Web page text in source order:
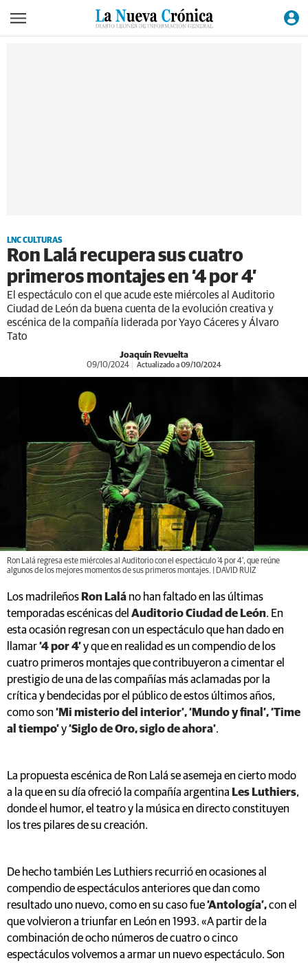
LNC CULTURAS
Ron Lalá recupera sus cuatro
primeros montajes en ‘4 por 4’
El espectáculo con el que acude este miércoles al Auditorio
Ciudad de León da buena cuenta de la evolución creativa y
escénica de la compañía liderada por Yayo Cáceres y Álvaro
Tato
Joaquín Revuelta
09/10/2024 Actualizado a 09/10/2024
Ron Lalá regresa este miércoles al Auditorio con el espectáculo ‘4 por 4’, que reúne
algunos de los mejores momentos de sus primeros montajes. | DAVID RUIZ
Los madrileños Ron Lalá no han faltado en las últimas
temporadas escénicas del Auditorio Ciudad de León. En
esta ocasión regresan con un espectáculo que han dado en
llamar‘4 por 4’y que en realidad es un compendio de los
cuatro primeros montajes que contribuyeron a cimentar el
prestigio de una de las compañías más aclamadas por la
crítica y bendecidas por el público de estos últimos años,
como son ‘Mi misterio del interior’, ‘Mundo y final’, ‘Time
al tiempo’y‘Siglo de Oro, siglo de ahora’.
La propuesta escénica de Ron Lalá se asemeja en cierto modo
a la que en su día ofreció la compañía argentina Les Luthiers,
donde el humor, el teatro y la música en directo constituyen
los tres pilares de su creación.
De hecho también Les Luthiers recurrió en ocasiones al
compendio de espectáculos anteriores que dan como
resultado uno nuevo, como en su caso fue‘Antología’,con el
que volvieron a triunfar en León en 1993. «A partir de la
combinación de ocho números de cuatro o cinco
espectáculos volvemos a armar un nuevo espectáculo. Son